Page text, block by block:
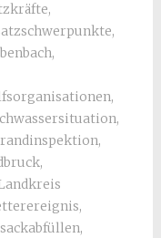
,
,
,
,
,
,
,
,
,